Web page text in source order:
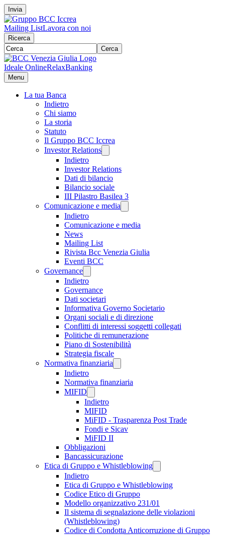
Invia
Mailing ListLavora con noi
Ricerca
Cerca
Ideale OnlineRelaxBanking
Menu
La tua Banca
Indietro
Chi siamo
La storia
Statuto
Il Gruppo BCC Iccrea
Investor Relations
Indietro
Investor Relations
Dati di bilancio
Bilancio sociale
III Pilastro Basilea 3
Comunicazione e media
Indietro
Comunicazione e media
News
Mailing List
Rivista Bcc Venezia Giulia
Eventi BCC
Governance
Indietro
Governance
Dati societari
Informativa Governo Societario
Organi sociali e di direzione
Conflitti di interessi soggetti collegati
Politiche di remunerazione
Piano di Sostenibilità
Strategia fiscale
Normativa finanziaria
Indietro
Normativa finanziaria
MIFID
Indietro
MIFID
MiFID - Trasparenza Post Trade
Fondi e Sicav
MiFID II
Obbligazioni
Bancassicurazione
Etica di Gruppo e Whistleblowing
Indietro
Etica di Gruppo e Whistleblowing
Codice Etico di Gruppo
Modello organizzativo 231/01
Il sistema di segnalazione delle violazioni
(Whistleblowing)
Codice di Condotta Anticorruzione di Gruppo